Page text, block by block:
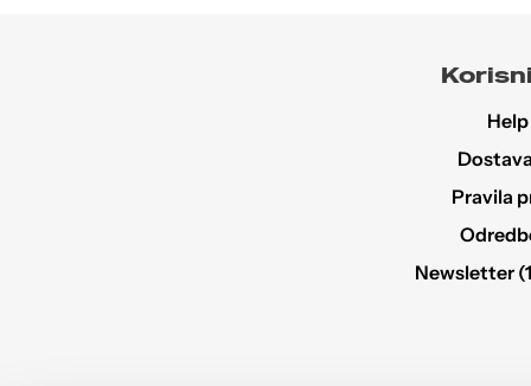
Pravila
Newsletter